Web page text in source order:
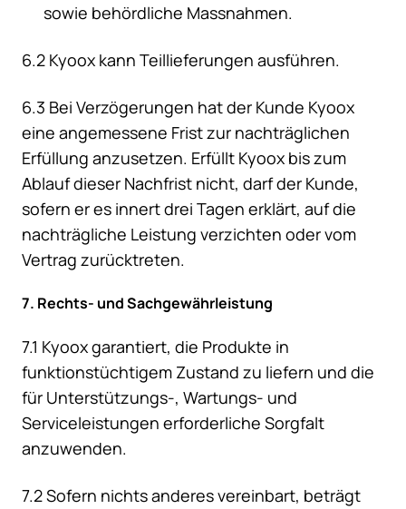
sowie behördliche Massnahmen.
6.2 Kyoox kann Teillieferungen ausführen.
6.3 Bei Verzögerungen hat der Kunde Kyoox
eine angemessene Frist zur nachträglichen
Erfüllung anzusetzen. Erfüllt Kyoox bis zum
Ablauf dieser Nachfrist nicht, darf der Kunde,
sofern er es innert drei Tagen erklärt, auf die
nachträgliche Leistung verzichten oder vom
Vertrag zurücktreten.
7. Rechts- und Sachgewährleistung
7.1 Kyoox garantiert, die Produkte in
funktionstüchtigem Zustand zu liefern und die
für Unterstützungs-, Wartungs- und
Serviceleistungen erforderliche Sorgfalt
anzuwenden.
7.2 Sofern nichts anderes vereinbart, beträgt